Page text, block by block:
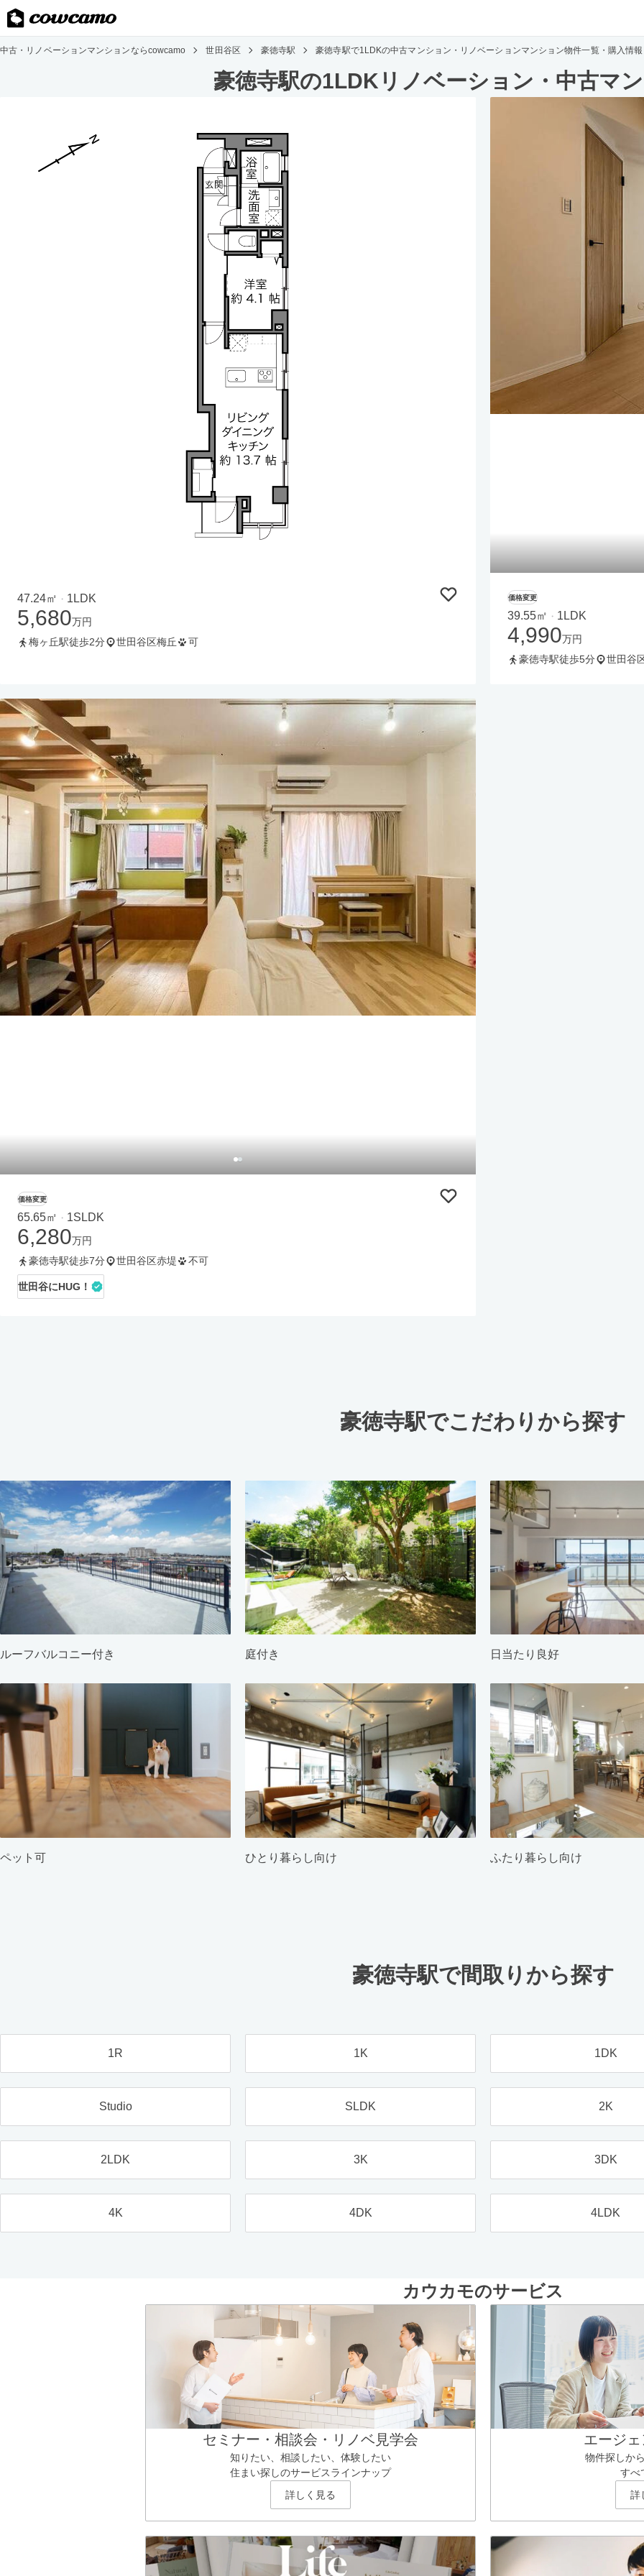
中古・リノベーションマンションならcowcamo 世田谷区 豪徳寺駅 豪徳寺駅で1LDKの中古マンション・リノベーションマンション物件一覧・購入情報
豪徳寺駅の1LDKリノベーション・中古マ
47.24㎡ ・ 1LDK
5,680万円
梅ヶ丘駅徒歩2分
世田谷区梅丘 可
価格変更
39.55㎡ ・ 1LDK
4,990万円
豪徳寺駅徒歩5分
世田谷
価格変更
65.65㎡ ・ 1SLDK
6,280万円
豪徳寺駅徒歩7分
世田谷区赤堤 不可
世田谷にHUG！
豪徳寺駅でこだわりから探す
ルーフバルコニー付き 庭付き 日当たり良好
ペット可 ひとり暮らし向け ふたり暮らし向け
豪徳寺駅で間取りから探す
1R 1K 1DK
Studio SLDK 2K
2LDK 3K 3DK
4K 4DK 4LDK
カウカモのサービス
セミナー・相談会・リノベ見学会
知りたい、相談したい、体験したい
住まい探しのサービスラインナップ
詳しく見る
エージ
物件探しか
すべ
詳